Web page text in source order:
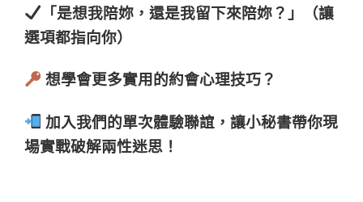
「是想我陪妳，還是我留下來陪妳？」（讓
選項都指向你）
想學會更多實用的約會心理技巧？
加入我們的單次體驗聯誼，讓小秘書帶你現
場實戰破解兩性迷思！